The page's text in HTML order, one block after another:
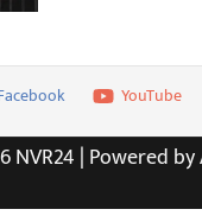
YouTube
| Powered by